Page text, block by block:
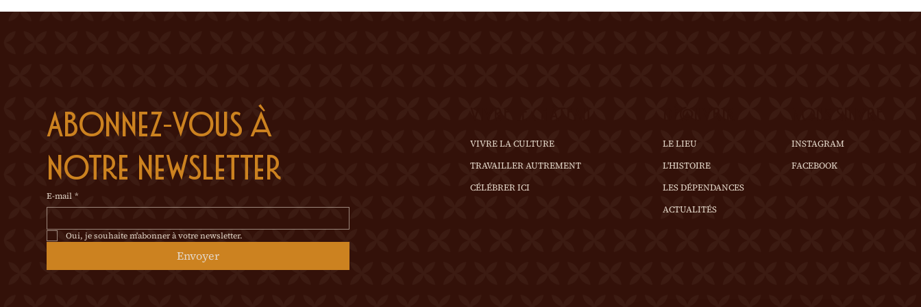
VIVRE LA CULTURE
TRAVAILLER AUTREMENT
CÉLÉBRER ICI
LE LIEU
L'HISTOIRE
LES DÉPENDANCES
ACTUALITÉS
INSTAGRAM
FACEBOOK
Abonnez-vous à
notre newsletter
E-mail *
Oui, je souhaite m'abonner à votre newsletter.
Envoyer